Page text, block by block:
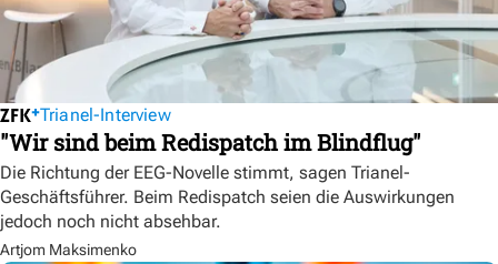
Trianel-Interview
"Wir sind beim Redispatch im Blindflug"
Die Richtung der EEG-Novelle stimmt, sagen Trianel-
Geschäftsführer. Beim Redispatch seien die Auswirkungen
jedoch noch nicht absehbar.
Artjom Maksimenko